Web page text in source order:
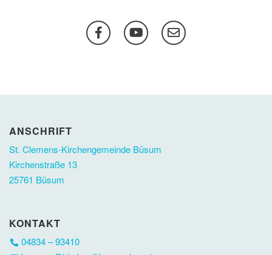
ANSCHRIFT
St. Clemens-Kirchengemeinde Büsum
Kirchenstraße 13
25761 Büsum
KONTAKT
04834 – 93410